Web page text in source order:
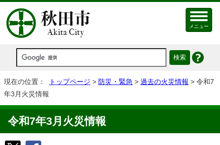
メニュー
現在の位置： トップページ > 防災・緊急 > 過去の火災情報 > 令和7
年3月火災情報
令和7年3月火災情報